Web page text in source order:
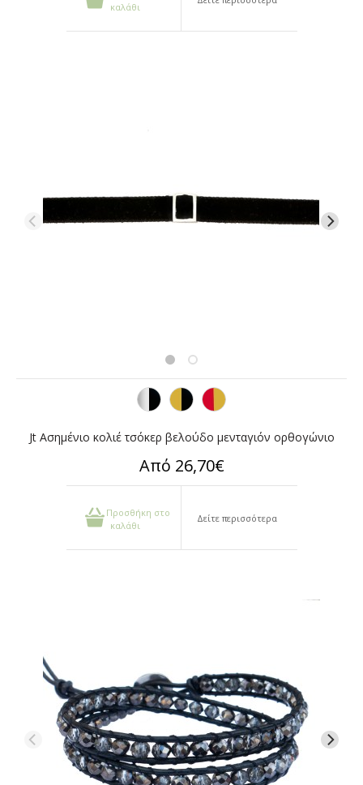
καλάθι
Jt Ασημένιο κολιέ τσόκερ βελούδο μενταγιόν ορθογώνιο
Από 26,70€
Προσθήκη στο
καλάθι
Δείτε περισσότερα